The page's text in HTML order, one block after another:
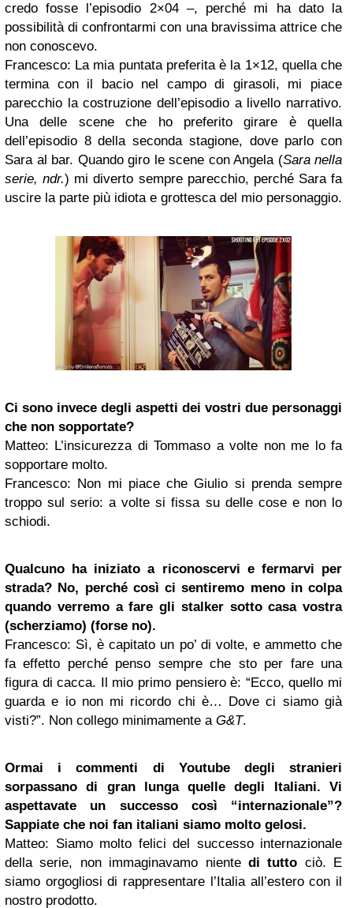
credo fosse l’episodio 2×04 –, perché mi ha dato la
possibilità di confrontarmi con una bravissima attrice che
non conoscevo.
Francesco: La mia puntata preferita è la 1×12, quella che
termina con il bacio nel campo di girasoli, mi piace
parecchio la costruzione dell’episodio a livello narrativo.
Una delle scene che ho preferito girare è quella
dell’episodio 8 della seconda stagione, dove parlo con
Sara al bar. Quando giro le scene con Angela (Sara nella
serie, ndr.) mi diverto sempre parecchio, perché Sara fa
uscire la parte più idiota e grottesca del mio personaggio.
Ci sono invece degli aspetti dei vostri due personaggi
che non sopportate?
Matteo: L’insicurezza di Tommaso a volte non me lo fa
sopportare molto.
Francesco: Non mi piace che Giulio si prenda sempre
troppo sul serio: a volte si fissa su delle cose e non lo
schiodi.
Qualcuno ha iniziato a riconoscervi e fermarvi per
strada? No, perché così ci sentiremo meno in colpa
quando verremo a fare gli stalker sotto casa vostra
(scherziamo) (forse no).
Francesco: Sì, è capitato un po’ di volte, e ammetto che
fa effetto perché penso sempre che sto per fare una
figura di cacca. Il mio primo pensiero è: “Ecco, quello mi
guarda e io non mi ricordo chi è… Dove ci siamo già
visti?”. Non collego minimamente a G&T.
Ormai i commenti di Youtube degli stranieri
sorpassano di gran lunga quelle degli Italiani. Vi
aspettavate un successo così “internazionale”?
Sappiate che noi fan italiani siamo molto gelosi.
Matteo: Siamo molto felici del successo internazionale
della serie, non immaginavamo niente di tutto ciò. E
siamo orgogliosi di rappresentare l’Italia all’estero con il
nostro prodotto.